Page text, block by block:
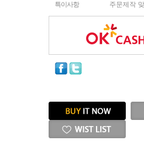
특이사항 주문제작